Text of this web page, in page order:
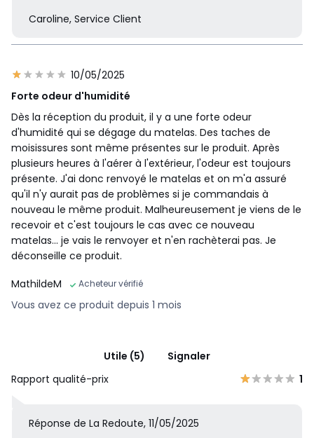
Caroline, Service Client
10/05/2025
Forte odeur d'humidité
Dès la réception du produit, il y a une forte odeur
d'humidité qui se dégage du matelas. Des taches de
moisissures sont même présentes sur le produit. Après
plusieurs heures à l'aérer à l'extérieur, l'odeur est toujours
présente. J'ai donc renvoyé le matelas et on m'a assuré
qu'il n'y aurait pas de problèmes si je commandais à
nouveau le même produit. Malheureusement je viens de le
recevoir et c'est toujours le cas avec ce nouveau
matelas... je vais le renvoyer et n'en rachèterai pas. Je
déconseille ce produit.
MathildeM
Acheteur vérifié
Vous avez ce produit depuis 1 mois
Utile (5)
Signaler
Rapport qualité-prix
1
Réponse de La Redoute, 11/05/2025